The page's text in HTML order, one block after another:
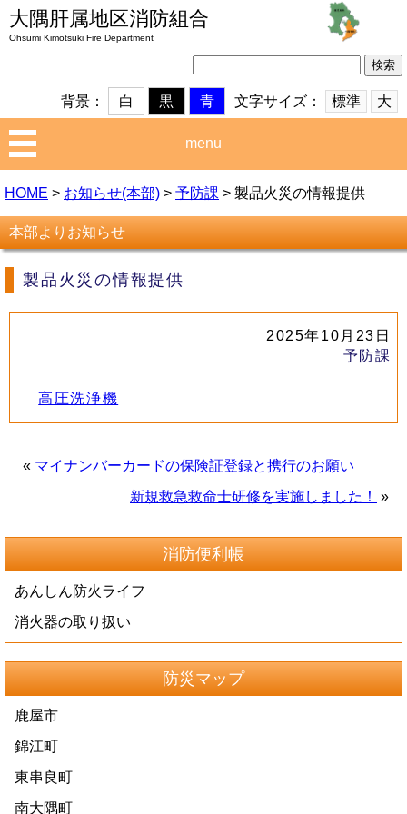
大隅肝属地区消防組合
Ohsumi Kimotsuki Fire Department
検
索:
文字サイズ：
標準 大
背景： 白 黒 青
menu
HOME > お知らせ(本部) > 予防課 > 製品火災の情報提供
本部よりお知らせ
製品火災の情報提供
2025年10月23日
予防課
高圧洗浄機
« マイナンバーカードの保険証登録と携行のお願い
新規救急救命士研修を実施しました！
»
消防便利帳
あんしん防火ライフ
消火器の取り扱い
防災マップ
鹿屋市
錦江町
東串良町
南大隅町